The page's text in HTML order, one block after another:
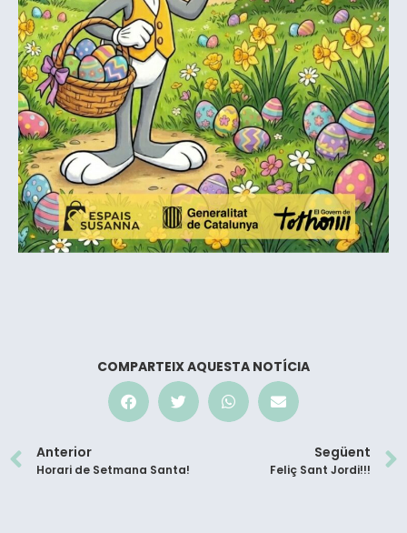
COMPARTEIX AQUESTA NOTÍCIA
Anterior
Horari de Setmana Santa!
Següent
Feliç Sant Jordi!!!